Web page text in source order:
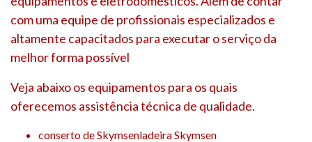
com uma equipe de profissionais especializados e
altamente capacitados para executar o serviço da
melhor forma possível
Veja abaixo os equipamentos para os quais
oferecemos assistência técnica de qualidade.
conserto de Skymsenladeira Skymsen